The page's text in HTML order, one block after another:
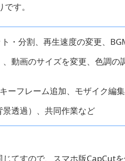
す。
・分割、再生速度の変更、
動画のサイズを変更、色調の
ーフレーム追加、モザイク編
透過）、共同作業など
てすので、スマホ版CapCut